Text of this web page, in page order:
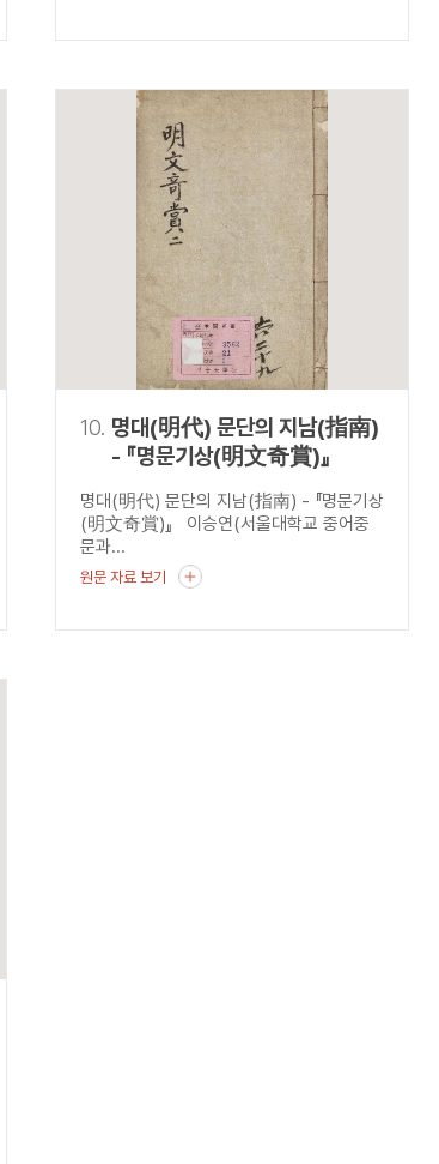
10. 명대(明代) 문단의 지남(指南)
- 『명문기상(明文奇賞)』
명대(明代) 문단의 지남(指南) - 『명문기상
(明文奇賞)』 이승연(서울대학교 중어중
문과...
원문 자료 보기